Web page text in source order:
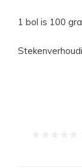
1 bol is 100